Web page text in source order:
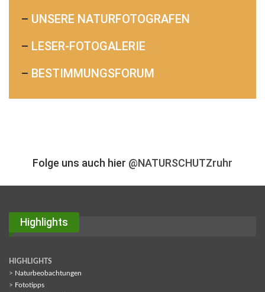
– UNSERE NATURFOTOGRAFEN
– LESER-FOTOGALERIE
– BESTIMMUNGSFORUM
Folge uns auch hier @NATURSCHUTZruhr
Highlights
HIGHLIGHTS
> Naturbeobachtungen
> Fototipps